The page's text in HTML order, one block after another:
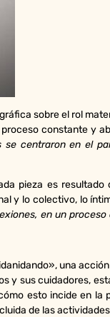
sobre el rol
constante y
centraron en el
pieza es
y lo colectivo, lo
en un
una
y sus cuidadores,
esto incide en
de las